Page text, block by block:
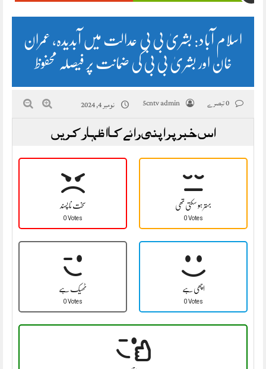
اسلام آباد: بشریٰ بی بی عدالت میں آبدیدہ، عمران
خان اور بشریٰ بی بی کی ضمانت پر فیصلہ محفوظ
5cntv admin نومبر 4, 2024
اس خبر پر اپنی رائے کا اظہار کریں
سخت نا پسند
0 Votes
بہتر ہو سکتی تھی
0 Votes
ٹھیک ہے
0 Votes
اچھی ہے
0 Votes